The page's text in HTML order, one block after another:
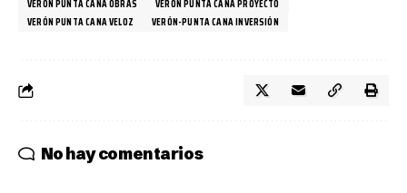
VERÓN PUNTA CANA OBRAS
VERÓN PUNTA CANA PROYECTO
VERÓN PUNTA CANA VELOZ
VERÓN-PUNTA CANA INVERSIÓN
No hay comentarios